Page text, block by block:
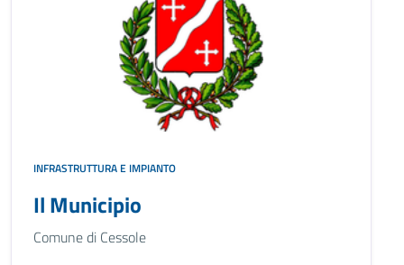
INFRASTRUTTURA E IMPIANTO
Il Municipio
Comune di Cessole